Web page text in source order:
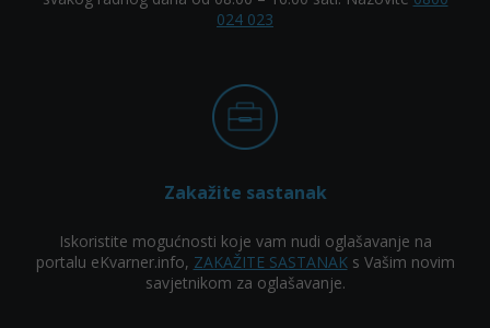
024 023
Zakažite sastanak
Iskoristite mogućnosti koje vam nudi oglašavanje na
portalu eKvarner.info, ZAKAŽITE SASTANAKs Vašim novim
savjetnikom za oglašavanje.